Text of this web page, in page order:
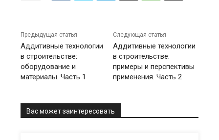
Предыдущая статья
Аддитивные технологии
в строительстве:
оборудование и
материалы. Часть 1
Следующая статья
Аддитивные технологии
в строительстве:
примеры и перспективы
применения. Часть 2
Вас может заинтересовать